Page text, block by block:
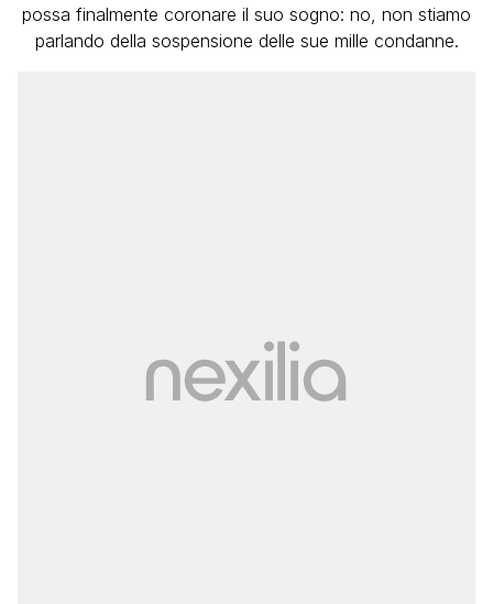
possa finalmente coronare il suo sogno: no, non stiamo
parlando della sospensione delle sue mille condanne.